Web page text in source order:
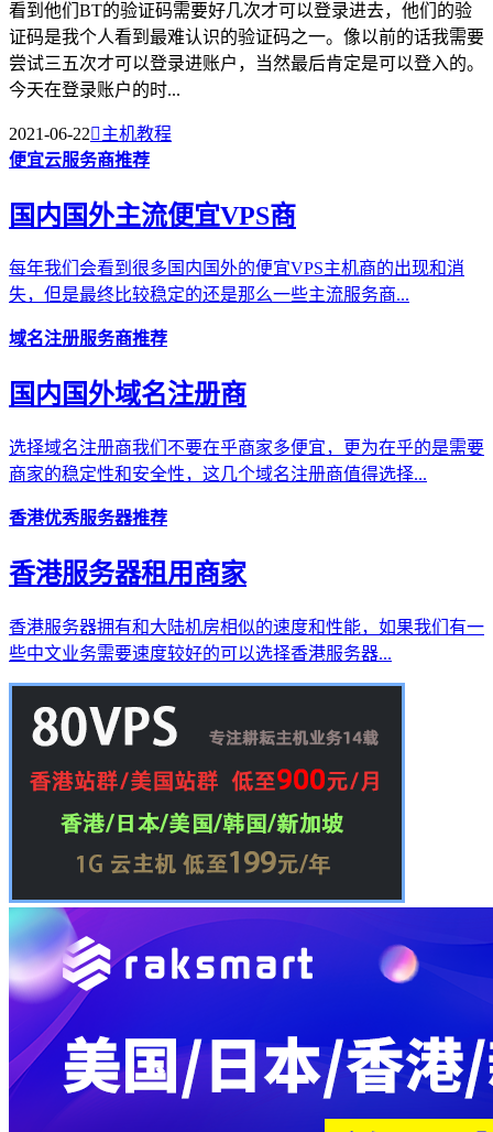
看到他们BT的验证码需要好几次才可以登录进去，他们的验
证码是我个人看到最难认识的验证码之一。像以前的话我需要
尝试三五次才可以登录进账户，当然最后肯定是可以登入的。
今天在登录账户的时...
2021-06-22主机教程
便宜云服务商推荐
国内国外主流便宜VPS商
每年我们会看到很多国内国外的便宜VPS主机商的出现和消
失，但是最终比较稳定的还是那么一些主流服务商...
域名注册服务商推荐
国内国外域名注册商
选择域名注册商我们不要在乎商家多便宜，更为在乎的是需要
商家的稳定性和安全性，这几个域名注册商值得选择...
香港优秀服务器推荐
香港服务器租用商家
香港服务器拥有和大陆机房相似的速度和性能，如果我们有一
些中文业务需要速度较好的可以选择香港服务器...